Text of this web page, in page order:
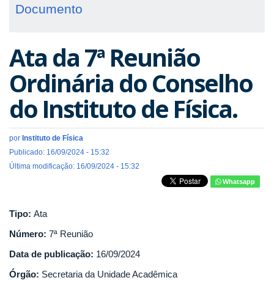
Documento
Ata da 7ª Reunião
Ordinária do Conselho
do Instituto de Física.
por Instituto de Física
Publicado: 16/09/2024 - 15:32
Última modificação: 16/09/2024 - 15:32
Whatsapp
Tipo: Ata
Número: 7ª Reunião
Data de publicação: 16/09/2024
Órgão: Secretaria da Unidade Acadêmica